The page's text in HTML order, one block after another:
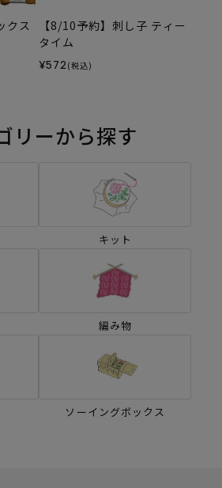
クス
【8/10予約】刺し子 ティー
タイム
¥572 (税込)
リーから探す
キット
編み物
ソーイングボックス